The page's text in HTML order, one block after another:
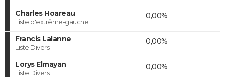
Charles Hoareau
Liste d'extrême-gauche
0,00%
Francis Lalanne
Liste Divers
0,00%
Lorys Elmayan
Liste Divers
0,00%